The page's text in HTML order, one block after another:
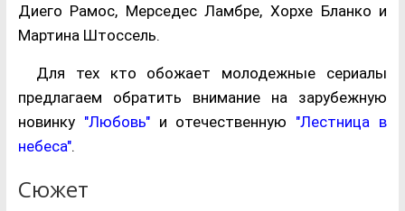
Диего Рамос, Мерседес Ламбре, Хорхе Бланко и
Мартина Штоссель.
Для тех кто обожает молодежные сериалы
предлагаем обратить внимание на зарубежную
новинку "Любовь"и отечественную "Лестница в
небеса".
Сюжет